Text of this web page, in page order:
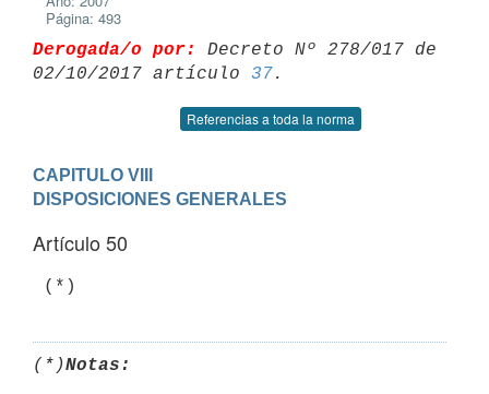
Página: 493
Derogada/o por:
Decreto Nº 278/017 de
02/10/2017 artículo 37
Referencias a toda la norma
CAPITULO VIII
DISPOSICIONES GENERALES
Artículo 50
(*)
(*)Notas: